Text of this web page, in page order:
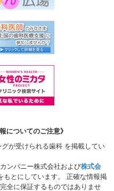
についてのご注意》
が受けられる歯科 を掲載してい
ンパニー株式会社および株式会
もとにしています。 正確な情報掲
全に保証するものではありませ